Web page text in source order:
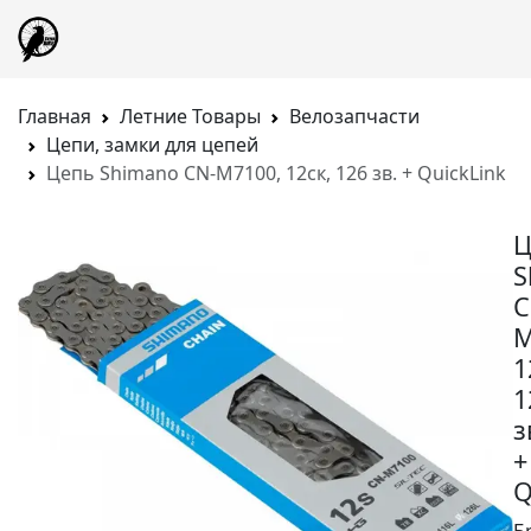
Главная Летние Товары
Велозапчасти
Цепи, замки для цепей
Цепь Shimano CN-M7100, 12ск, 126 зв. + QuickLink
+